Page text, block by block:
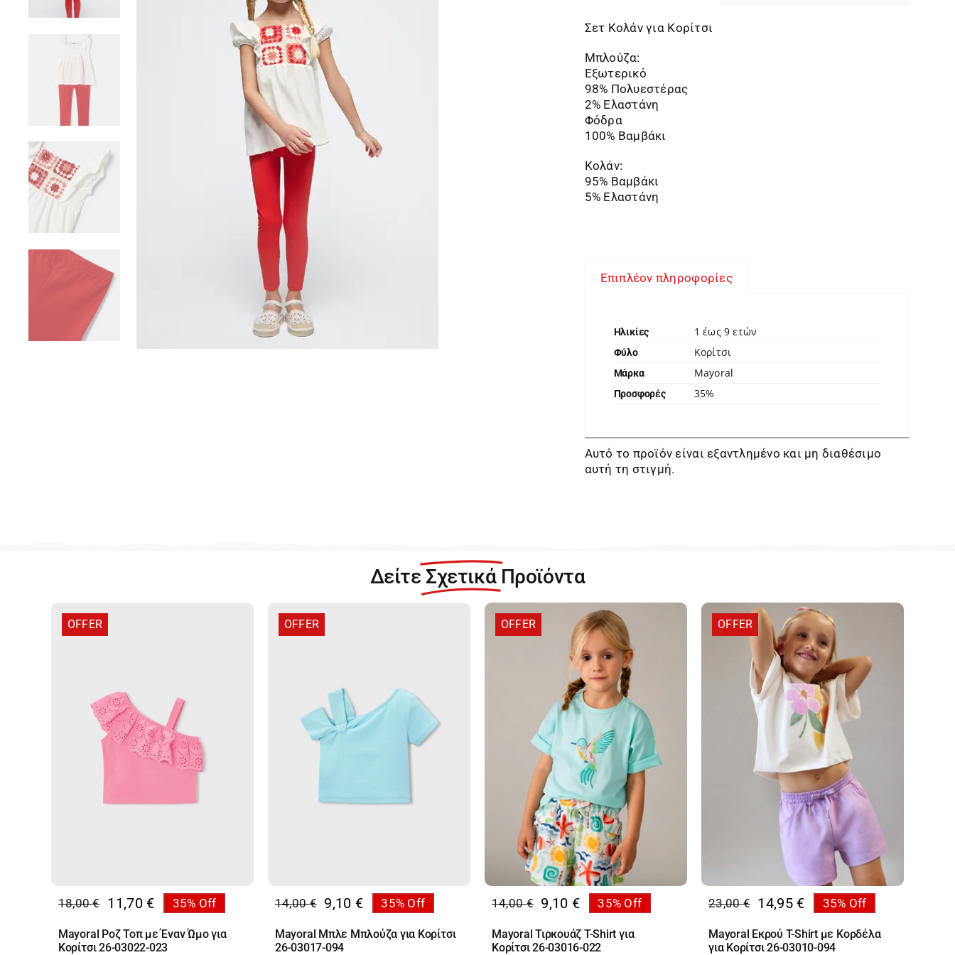
Σετ Κολάν για Κορίτσι
Μπλούζα:
Εξωτερικό
98% Πολυεστέρας
2% Ελαστάνη
Φόδρα
100% Βαμβάκι
Κολάν:
95% Βαμβάκι
5% Ελαστάνη
Επιπλέον πληροφορίες
Ηλικίες 1 έως 9 ετών
Φύλο Κορίτσι
Μάρκα Mayoral
Προσφορές 35%
Αυτό το προϊόν είναι εξαντλημένο και μη διαθέσιμο
αυτή τη στιγμή.
Δείτε Σχετικά Προϊόντα
OFFER
18,00€
Original
price
was:
11,70 €
Η
τρέχουσα
τιμή
35% Off
Mayoral Ροζ Τοπ με Έναν Ώμο για
Κορίτσι 26-03022-023
OFFER
14,00€
Original
price
was:
9,10 €
Η
τρέχουσα
τιμή
35% Off
Mayoral Μπλε Μπλούζα για Κορίτσι
26-03017-094
OFFER
14,00€
Original
price
was:
9,10 €
Η
τρέχουσα
τιμή
35% Off
Mayoral Τιρκουάζ T-Shirt για
Κορίτσι 26-03016-022
OFFER
23,00€
Original
price
was:
14,95 €
Η
τρέχουσα
τιμή
35% Off
Mayoral Εκρού T-Shirt με Κορδέλα
για Κορίτσι 26-03010-094